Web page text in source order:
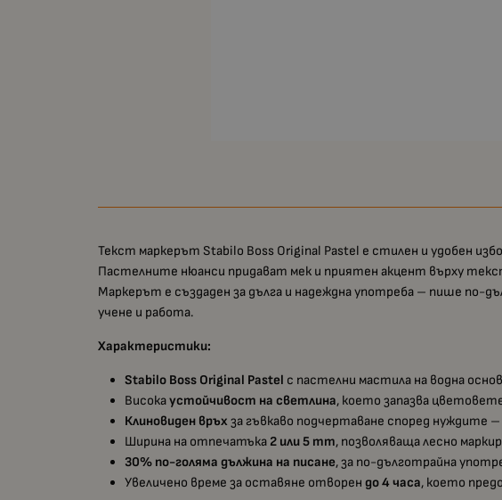
Текст маркерът Stabilo Boss Original Pastel е стилен и удобен
Пастелните нюанси придават мек и приятен акцент върху
Маркерът е създаден за дълга и надеждна употреба – пише по-
учене и работа.
Характеристики:
Stabilo Boss Original Pastel с пастелни мастила на водна
Високаустойчивост на светлина, което запазва
Клиновиден връхза гъвкаво подчертаване според нуждите
Ширина на отпечатъка 2 или 5 mm, позволяваща лесно
30% по-голяма дължина на писане, за по-дълготрайна
Увеличено време за оставяне отворендо 4 часа, което